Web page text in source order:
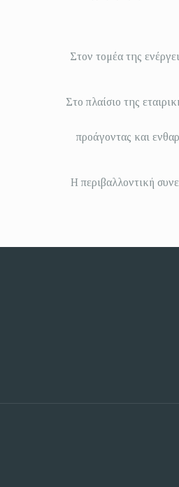
Στον τομέα της
Στο πλαίσιο της
προάγοντας και
Η περιβαλλοντική